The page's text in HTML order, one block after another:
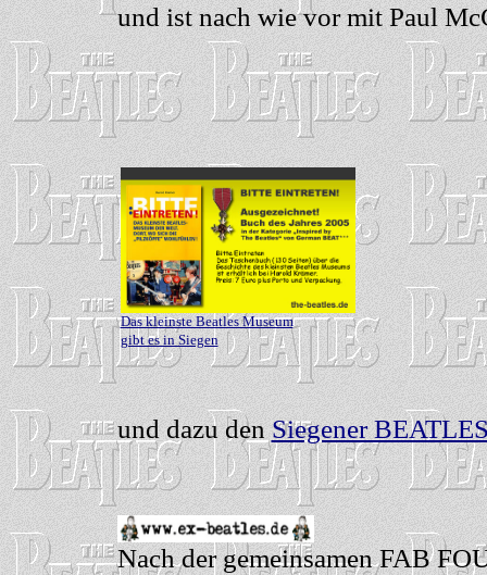
und ist nach wie vor mit Paul
Das kleinste Beatles Museum
gibt es in Siegen
und dazu den Siegener
Nach der gemeinsamen FAB